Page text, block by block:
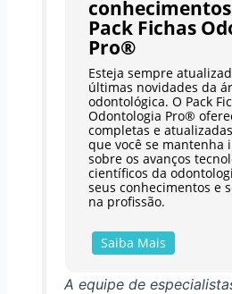
Pack Fichas
Pro®
Esteja sempre
últimas novidades da
odontológica. O Pack
Odontologia Pro®
completas e
que você se mantenha
sobre os avanços
científicos da
seus conhecimentos e
na profissão.
Saiba Mais
A equipe de